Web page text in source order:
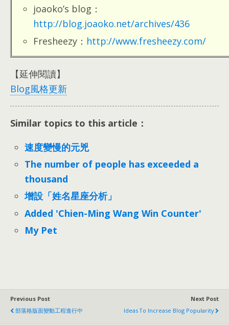
joaoko’s blog：
http://blog.joaoko.net/archives/436
Fresheezy： http://www.fresheezy.com/
【延伸閱讀】
Blog風格更新
Similar topics to this article：
速度變慢的元兇
The number of people has exceeded a
thousand
增設「姓名星座分析」
Added 'Chien-Ming Wang Win Counter'
My Pet
Previous Post
部落格版面變動工程進行中
Next Post
Ideas To Increase Blog Popularity